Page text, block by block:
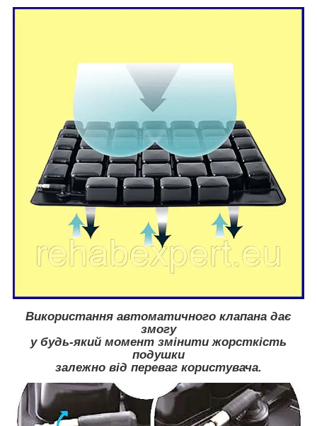
Використання автоматичного клапана дає
змогу
у будь-який момент змінити жорсткість
подушки
залежно від переваг користувача.